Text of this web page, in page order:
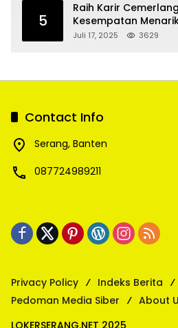
5
Raih Karir
Kesempatan
Juli 17, 2025 3629
Contact Info
Serang, Banten
087724989211
Privacy Policy
Indeks Berita
Pedoman Media Siber
About
LOKERSERANG.NET 2025